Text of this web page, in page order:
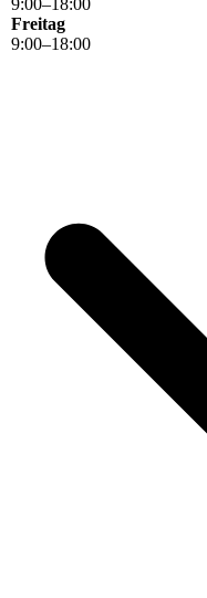
9:00–18:00
Freitag
9:00–18:00